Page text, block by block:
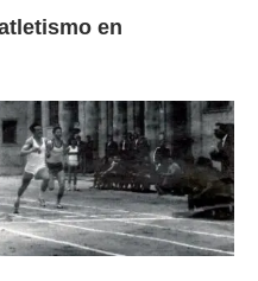
en